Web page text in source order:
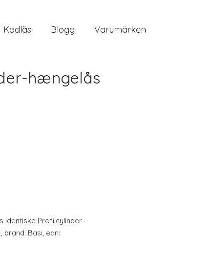
Kodlås Blogg Varumärken
hængelås
Identiske Profilcylinder-
brand: Basi, ean: